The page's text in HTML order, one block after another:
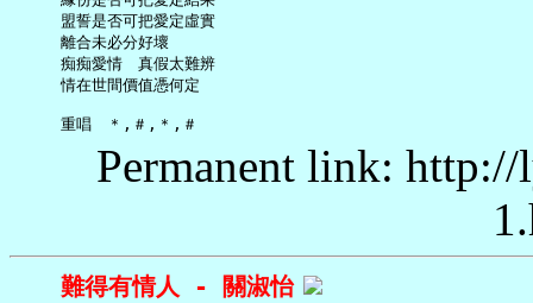
     盟誓是否可把愛定虛實
     離合未必分好壞
     痴痴愛情　真假太難辨
     情在世間價值憑何定
Permanent link:
難得有情人 - 關淑怡